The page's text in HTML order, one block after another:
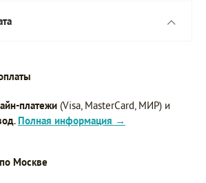
платежи (Visa, MasterCard, МИР) и
. Полная информация →
Москве